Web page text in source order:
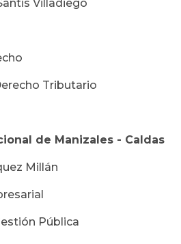
Villadiego
Tributario
de Manizales - Caldas
Millán
Pública